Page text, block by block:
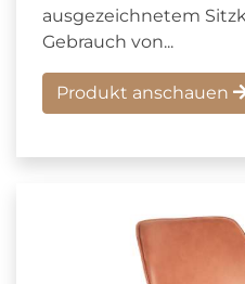
ausgezeichnetem
Gebrauch von...
Produkt anschauen